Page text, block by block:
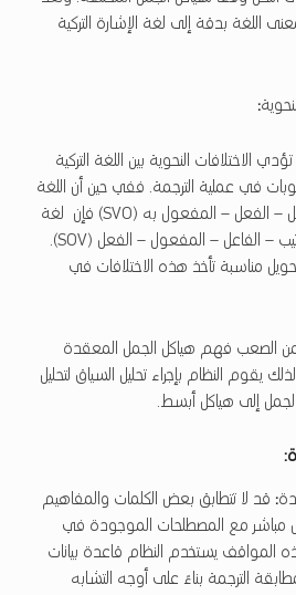
اللغة بدقة إلى لغة الإشارة التركية
:
الاختلافات النحوية بين اللغة التركية
في عملية الترجمة. ففي حين أن اللغة
التركية تتبع نحويًا ترتيب – الفاعل – الفعل – المفعول به (SVO) فإن لغة
الإشارة التركية عمومًا تتبع ترتيب – الفاعل – المفعول – الفعل (SOV).
مناسبة تأخذ هذه الاختلافات في
الصعب فهم هياكل الجمل المعقدة
يقوم النظام بإجراء تحليل السياق لتحليل
إلى هياكل أبسط.
: قد لا تتطابق بعض الكلمات والمفاهيم
مباشر مع المصطلحات الموجودة في
المواقف يستخدم النظام قاعدة بيانات
الترجمة بناءً على أوجه التشابه